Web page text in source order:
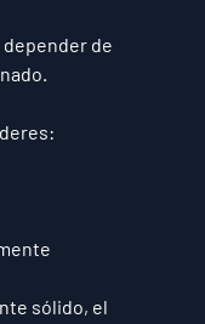
de
sólido, el